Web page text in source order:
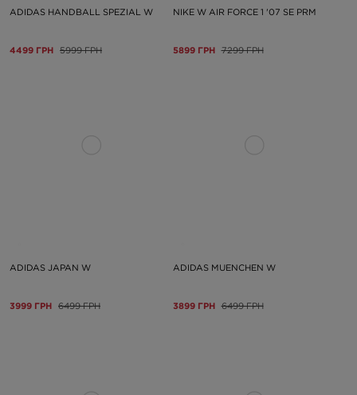
ADIDAS HANDBALL SPEZIAL W
4499 ГРН 5999 ГРН
NIKE W AIR FORCE 1 '07 SE PRM
5899 ГРН 7299 ГРН
ADIDAS JAPAN W
3999 ГРН 6499 ГРН
ADIDAS MUENCHEN W
3899 ГРН 6499 ГРН